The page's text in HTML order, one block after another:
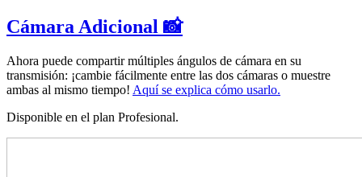
Cámara Adicional 📸
Ahora puede compartir múltiples ángulos de cámara en su
transmisión: ¡cambie fácilmente entre las dos cámaras o muestre
ambas al mismo tiempo! Aquí se explica cómo usarlo.
Disponible en el plan Profesional.